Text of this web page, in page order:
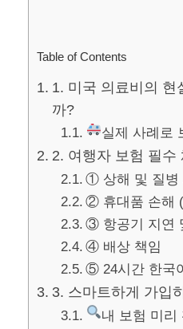
Table of Contents
1. 미국 의료비의 현
까?
실제 사례로
2. 여행자 보험 필수
① 상해 및 질병
② 휴대품 손해
③ 항공기 지연
④ 배상 책임
⑤ 24시간 한국
3. 스마트하게 가입
내 보험 미리